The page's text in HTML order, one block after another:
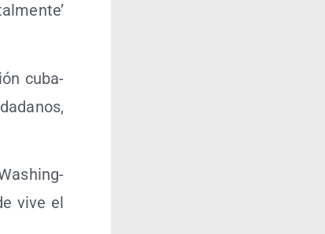
cuba­
vive el